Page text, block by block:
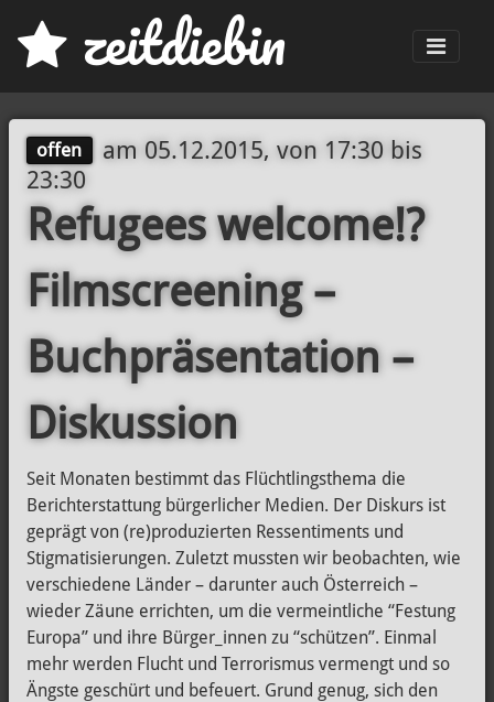
zeitdiebin
offen am 05.12.2015, von 17:30 bis
23:30
Refugees welcome!?
Filmscreening –
Buchpräsentation –
Diskussion
Seit Monaten bestimmt das Flüchtlingsthema die
Berichterstattung bürgerlicher Medien. Der Diskurs ist
geprägt von (re)produzierten Ressentiments und
Stigmatisierungen. Zuletzt mussten wir beobachten, wie
verschiedene Länder – darunter auch Österreich –
wieder Zäune errichten, um die vermeintliche “Festung
Europa” und ihre Bürger_innen zu “schützen”. Einmal
mehr werden Flucht und Terrorismus vermengt und so
Ängste geschürt und befeuert. Grund genug, sich den